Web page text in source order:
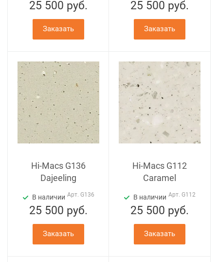
25 500 руб.
Заказать
25 500 руб.
Заказать
Hi-Macs G136
Dajeeling
В наличии Арт. G136
25 500 руб.
Заказать
Hi-Macs G112
Caramel
В наличии Арт. G112
25 500 руб.
Заказать